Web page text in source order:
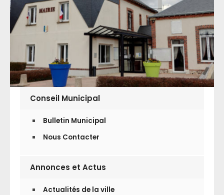
Conseil Municipal
Bulletin Municipal
Nous Contacter
Annonces et Actus
Actualités de la ville